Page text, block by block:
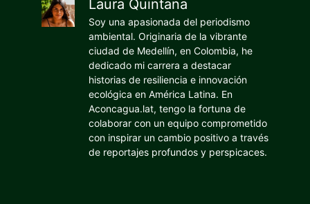
Laura Quintana
Soy una apasionada del periodismo
ambiental. Originaria de la vibrante
ciudad de Medellín, en Colombia, he
dedicado mi carrera a destacar
historias de resiliencia e innovación
ecológica en América Latina. En
Aconcagua.lat, tengo la fortuna de
colaborar con un equipo comprometido
con inspirar un cambio positivo a través
de reportajes profundos y perspicaces.